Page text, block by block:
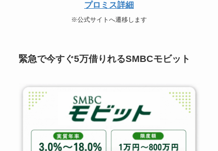
プロミス詳細
※公式サイトへ遷移します
緊急で今すぐ5万借りれるSMBCモビット